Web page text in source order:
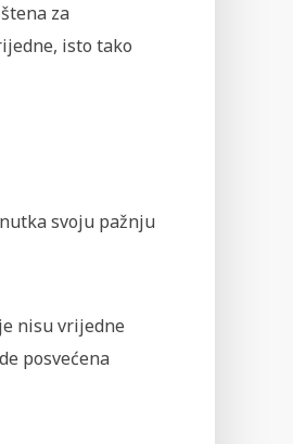
za
isto tako
svoju pažnju
nisu vrijedne
posvećena